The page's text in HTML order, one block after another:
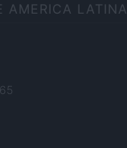
AMERICA LATINA